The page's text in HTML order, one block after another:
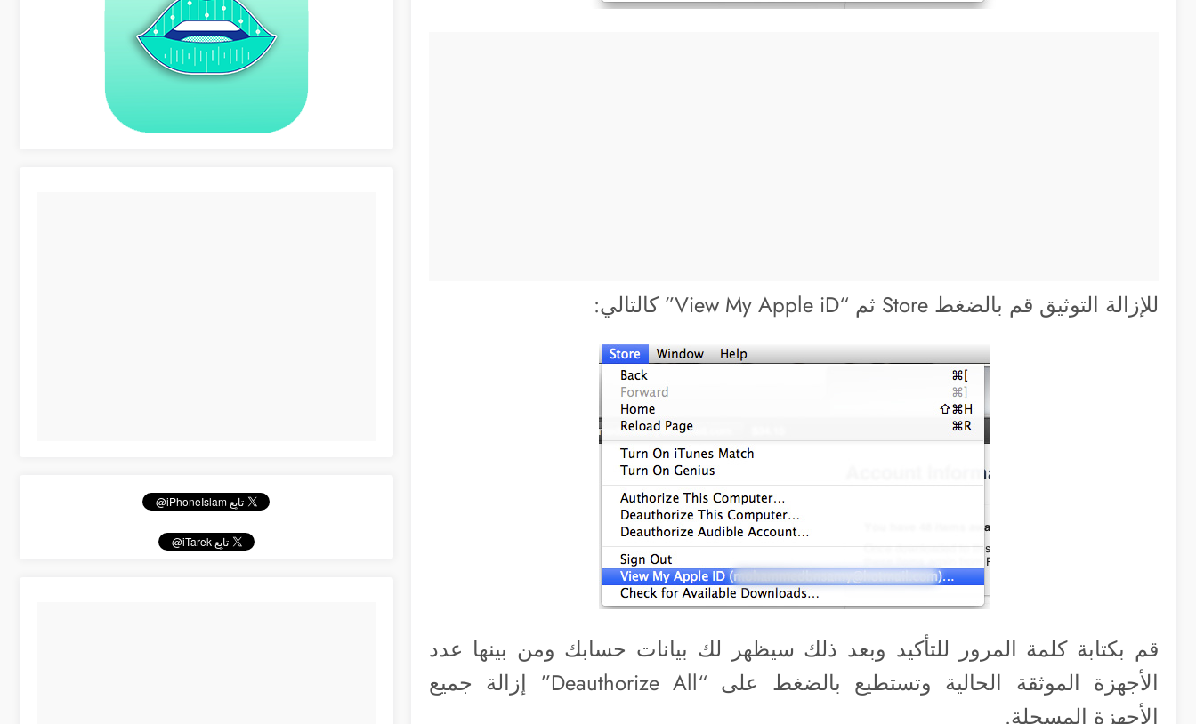
للإزالة التوثيق قم بالضغط Store ثم “View My Apple iD” كالتالي:
قم بكتابة كلمة المرور للتأكيد وبعد ذلك سيظهر لك بيانات حسابك ومن بينها عدد
الأجهزة الموثقة الحالية وتستطيع بالضغط على “Deauthorize All” إزالة جميع
الأجهزة المسجلة.